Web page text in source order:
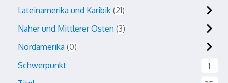
Lateinamerika und Karibik 21
Naher und Mittlerer Osten 3
Nordamerika 0
Schwerpunkt
1